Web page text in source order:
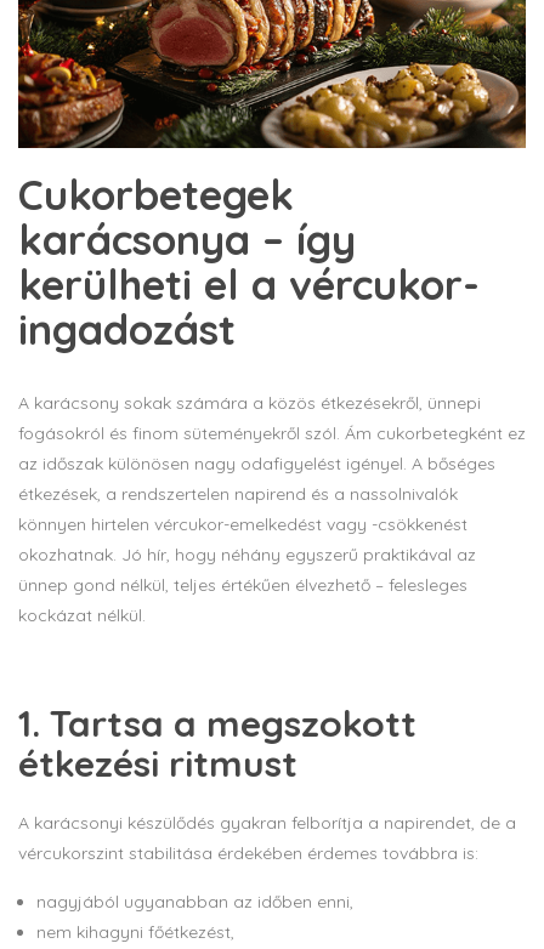
Cukorbetegek
karácsonya – így
kerülheti el a vércukor-
ingadozást
A karácsony sokak számára a közös étkezésekről, ünnepi
fogásokról és finom süteményekről szól. Ám cukorbetegként ez
az időszak különösen nagy odafigyelést igényel. A bőséges
étkezések, a rendszertelen napirend és a nassolnivalók
könnyen hirtelen vércukor-emelkedést vagy -csökkenést
okozhatnak. Jó hír, hogy néhány egyszerű praktikával az
ünnep gond nélkül, teljes értékűen élvezhető – felesleges
kockázat nélkül.
1. Tartsa a megszokott
étkezési ritmust
A karácsonyi készülődés gyakran felborítja a napirendet, de a
vércukorszint stabilitása érdekében érdemes továbbra is:
nagyjából ugyanabban az időben enni,
nem kihagyni főétkezést,